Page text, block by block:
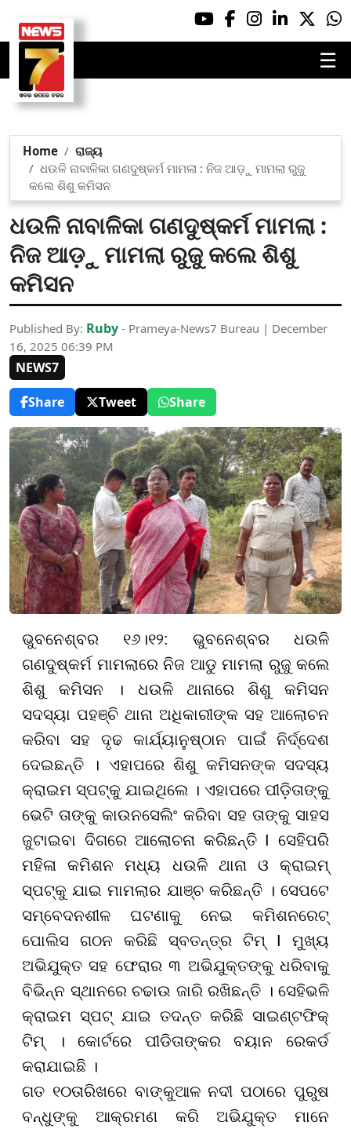
☰
Home
ରାଜ୍ୟ
ଧଉଳି ନାବାଳିକା ଗଣଦୁଷ୍କର୍ମ ମାମଲା : ନିଜ ଆଡ଼ୁ ମାମଲା ରୁଜୁ
କଲେ ଶିଶୁ କମିସନ
ଧଉଳି ନାବାଳିକା ଗଣଦୁଷ୍କର୍ମ ମାମଲା :
ନିଜ ଆଡ଼ୁ ମାମଲା ରୁଜୁ କଲେ ଶିଶୁ
କମିସନ
Published By: Ruby - Prameya-News7 Bureau | December
16, 2025 06:39 PM
NEWS7
Share
Tweet Share
ଭୁବନେଶ୍ବର ୧୬।୧୨: ଭୁବନେଶ୍ବର ଧଉଳି
ଗଣଦୁଷ୍କର୍ମ ମାମଲାରେ ନିଜ ଆଡୁ ମାମଲା ରୁଜୁ କଲେ
ଶିଶୁ କମିସନ । ଧଉଳି ଥାନାରେ ଶିଶୁ କମିସନ
ସଦସ୍ୟା ପହଞ୍ଚି ଥାନା ଅଧିକାରୀଙ୍କ ସହ ଆଲୋଚନ
କରିବା ସହ ଦୃଢ କାର୍ଯ୍ୟାନୁଷ୍ଠାନ ପାଇଁ ନିର୍ଦ୍ଦେଶ
ଦେଇଛନ୍ତି । ଏହାପରେ ଶିଶୁ କମିସନଙ୍କ ସଦସ୍ୟ
କ୍ରାଇମ ସ୍ପଟ୍‌କୁ ଯାଇଥିଲେ । ଏହାପରେ ପୀଡ଼ିତାଙ୍କୁ
ଭେଟି ତାଙ୍କୁ କାଉନସେଲିଂ କରିବା ସହ ତାଙ୍କୁ ସାହସ
ଜୁଟାଇବା ଦିଗରେ ଆଲୋଚନା କରିଛନ୍ତି I ସେହିପରି
ମହିଳା କମିଶନ ମଧ୍ୟ ଧଉଳି ଥାନା ଓ କ୍ରାଇମ୍
ସ୍ପଟ୍‌କୁ ଯାଇ ମାମଲାର ଯାଞ୍ଚ କରିଛନ୍ତି । ସେପଟେ
ସମ୍ବେଦନଶୀଳ ଘଟଣାକୁ ନେଇ କମିଶନରେଟ୍
ପୋଲିସ ଗଠନ କରିଛି ସ୍ବତନ୍ତ୍ର ଟିମ୍ I ମୁଖ୍ୟ
ଅଭିଯୁକ୍ତ ସହ ଫେରାର ୩ ଅଭିଯୁକ୍ତଙ୍କୁ ଧରିବାକୁ
ବିଭିନ୍ନ ସ୍ଥାନରେ ଚଢାଉ ଜାରି ରଖିଛନ୍ତି । ସେହିଭଳି
କ୍ରାଇମ ସ୍ପଟ୍ ଯାଇ ତଦନ୍ତ କରିଛି ସାଇଣ୍ଟଫିକ୍
ଟିମ୍ । କୋର୍ଟରେ ପୀଡିତାଙ୍କର ବୟାନ ରେକର୍ଡ
କରାଯାଇଛି ।
ଗତ ୧୦ତାରିଖରେ ବାଙ୍କୁଆଳ ନଦୀ ପଠାରେ ପୁରୁଷ
ବନ୍ଧୁଙ୍କୁ ଆକ୍ରମଣ କରି ଅଭିଯୁକ୍ତ ମାନେ